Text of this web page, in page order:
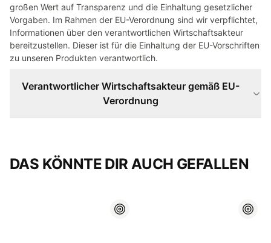
großen Wert auf Transparenz und die Einhaltung gesetzlicher
Vorgaben. Im Rahmen der EU-Verordnung sind wir verpflichtet,
Informationen über den verantwortlichen Wirtschaftsakteur
bereitzustellen. Dieser ist für die Einhaltung der EU-Vorschriften
zu unseren Produkten verantwortlich.
Verantwortlicher Wirtschaftsakteur gemäß EU-
Verordnung
DAS KÖNNTE DIR AUCH GEFALLEN